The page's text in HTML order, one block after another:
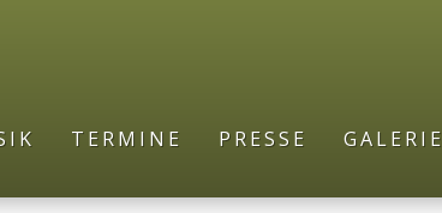
TERMINE PRESSE
GALERIE